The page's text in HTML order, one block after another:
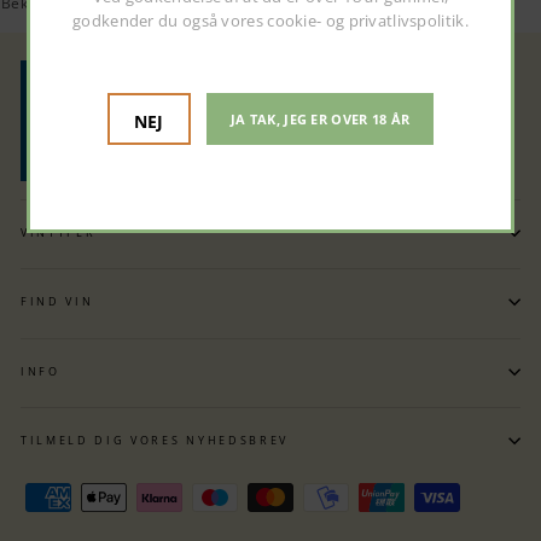
VINTYPER
FIND VIN
INFO
TILMELD DIG VORES NYHEDSBREV
godkender du også vorescookie- og privatlivspolitik.
NEJ JA TAK, JEG ER OVER 18 ÅR